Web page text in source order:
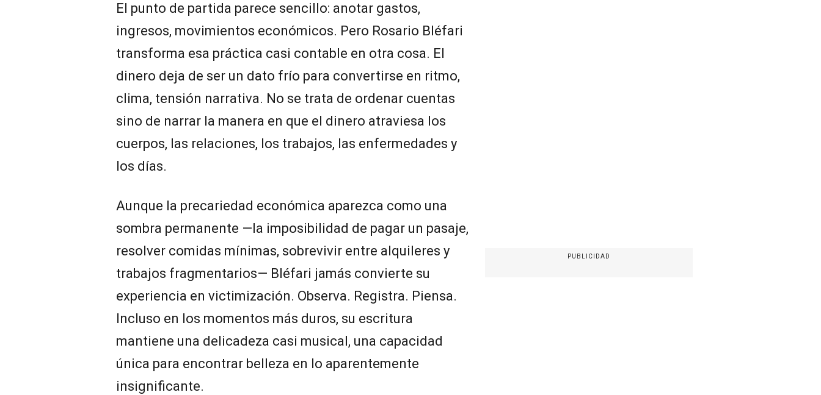
El punto de partida parece sencillo: anotar gastos,
ingresos, movimientos económicos. Pero Rosario Bléfari
transforma esa práctica casi contable en otra cosa. El
dinero deja de ser un dato frío para convertirse en ritmo,
clima, tensión narrativa. No se trata de ordenar cuentas
sino de narrar la manera en que el dinero atraviesa los
cuerpos, las relaciones, los trabajos, las enfermedades y
los días.
Aunque la precariedad económica aparezca como una
sombra permanente —la imposibilidad de pagar un pasaje,
resolver comidas mínimas, sobrevivir entre alquileres y
trabajos fragmentarios— Bléfari jamás convierte su
experiencia en victimización. Observa. Registra. Piensa.
Incluso en los momentos más duros, su escritura
mantiene una delicadeza casi musical, una capacidad
única para encontrar belleza en lo aparentemente
insignificante.
PUBLICIDAD